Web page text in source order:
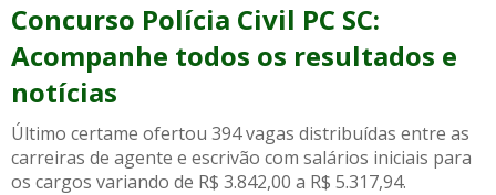
Concurso Polícia Civil PC SC:
Acompanhe todos os resultados e
notícias
Último certame ofertou 394 vagas distribuídas entre as
carreiras de agente e escrivão com salários iniciais para
os cargos variando de R$ 3.842,00 a R$ 5.317,94.